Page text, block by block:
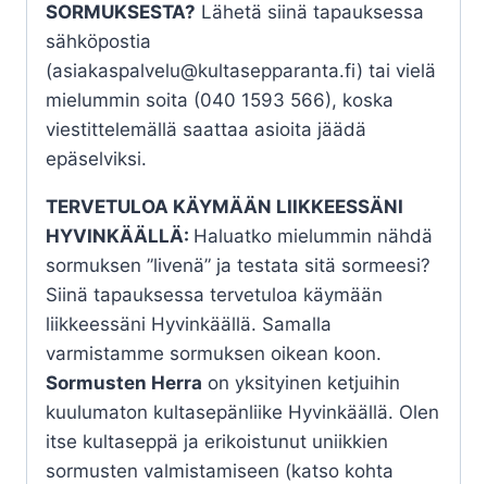
SORMUKSESTA? Lähetä siinä tapauksessa
sähköpostia
(asiakaspalvelu@kultasepparanta.fi) tai vielä
mielummin soita (040 1593 566), koska
viestittelemällä saattaa asioita jäädä
epäselviksi.
TERVETULOA KÄYMÄÄN LIIKKEESSÄNI
HYVINKÄÄLLÄ: Haluatko mielummin nähdä
sormuksen ”livenä” ja testata sitä sormeesi?
Siinä tapauksessa tervetuloa käymään
liikkeessäni Hyvinkäällä. Samalla
varmistamme sormuksen oikean koon.
Sormusten Herra on yksityinen ketjuihin
kuulumaton kultasepänliike Hyvinkäällä. Olen
itse kultaseppä ja erikoistunut uniikkien
sormusten valmistamiseen (katso kohta